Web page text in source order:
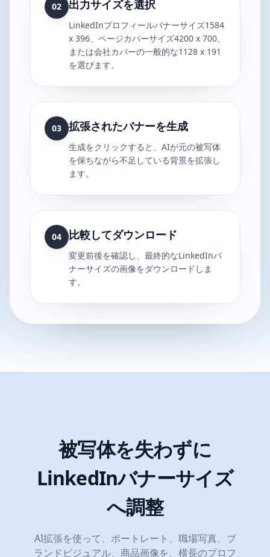
02 出力サイズを選択
LinkedInプロフィールバナーサイズ1584
x 396、ページカバーサイズ4200 x 700、
または会社カバーの一般的な1128 x 191
を選びます。
03 拡張されたバナーを生成
生成をクリックすると、AIが元の被写体
を保ちながら不足している背景を拡張し
ます。
04 比較してダウンロード
変更前後を確認し、最終的なLinkedInバ
ナーサイズの画像をダウンロードしま
す。
被写体を失わずに
LinkedInバナーサイズ
へ調整
AI拡張を使って、ポートレート、職場写真、ブ
ランドビジュアル、商品画像を、横長のプロフ